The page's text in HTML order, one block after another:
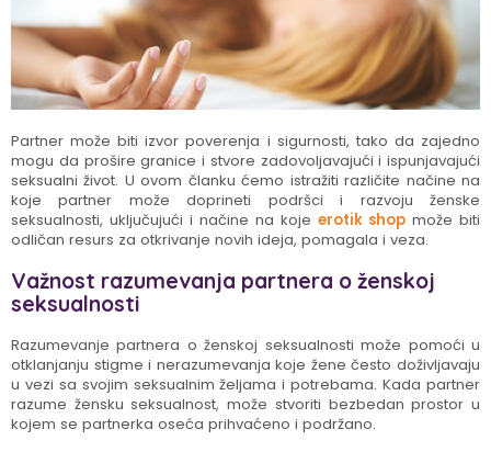
Partner može biti izvor poverenja i sigurnosti, tako da zajedno
mogu da prošire granice i stvore zadovoljavajući i ispunjavajući
seksualni život. U ovom članku ćemo istražiti različite načine na
koje partner može doprineti podršci i razvoju ženske
seksualnosti, uključujući i načine na koje erotik shop može biti
odličan resurs za otkrivanje novih ideja, pomagala i veza.
Važnost razumevanja partnera o ženskoj
seksualnosti
Razumevanje partnera o ženskoj seksualnosti može pomoći u
otklanjanju stigme i nerazumevanja koje žene često doživljavaju
u vezi sa svojim seksualnim željama i potrebama. Kada partner
razume žensku seksualnost, može stvoriti bezbedan prostor u
kojem se partnerka oseća prihvaćeno i podržano.